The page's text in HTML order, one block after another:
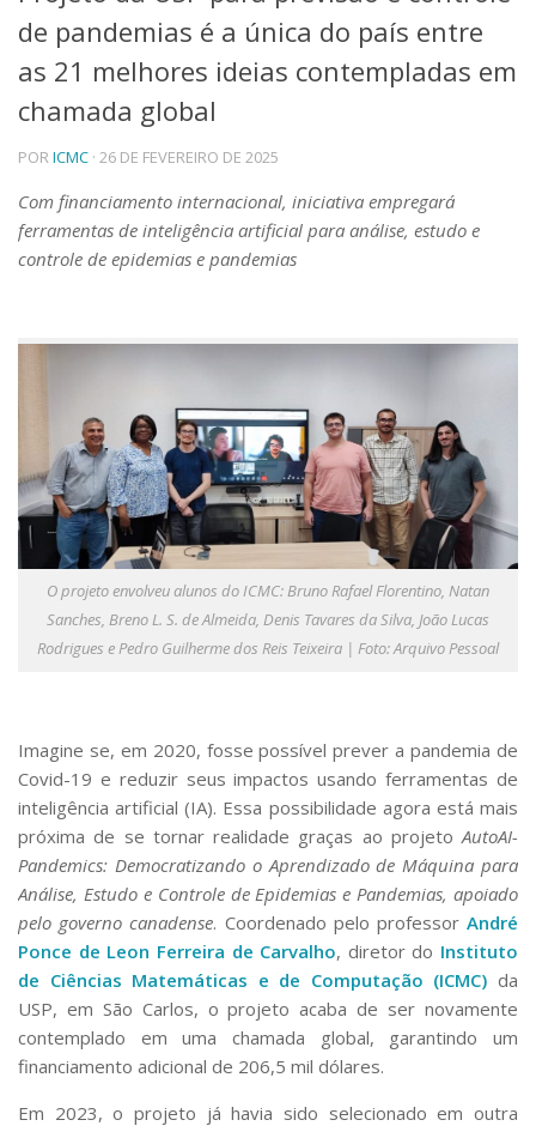
Telefones e Mapas
Pessoas
Ensino
Graduação
Educação a distância
Cursos de Extensão
Pesquisa e Inovação
Linhas de Pesquisa
Iniciação Científica
Extensão à Comunidade
Projetos, Programas e Cursos
Artes, Cultura e Esportes
Museus e Espaços Interativos
Serviços
Bibliotecas
Apoio ao Estudante
Segurança, Trânsito e Prevenção
RH, Administrativo e Financeiro
Assessorias e Mídias
Aplicativos e Sites
Jornal da USP
Agenda de Eventos
Defesa de Teses
de pandemias é a única do país entre
as 21 melhores ideias contempladas em
chamada global
PORICMC · 26 DE FEVEREIRO DE 2025
Com financiamento internacional, iniciativa empregará
ferramentas de inteligência artificial para análise, estudo e
controle de epidemias e pandemias
O projeto envolveu alunos do ICMC: Bruno Rafael Florentino, Natan
Sanches, Breno L. S. de Almeida, Denis Tavares da Silva, João Lucas
Rodrigues e Pedro Guilherme dos Reis Teixeira | Foto: Arquivo Pessoal
Imagine se, em 2020, fosse possível prever a pandemia de
Covid-19 e reduzir seus impactos usando ferramentas de
inteligência artificial (IA). Essa possibilidade agora está mais
próxima de se tornar realidade graças ao projeto AutoAI-
Pandemics: Democratizando o Aprendizado de Máquina para
Análise, Estudo e Controle de Epidemias e Pandemias, apoiado
pelo governo canadense. Coordenado pelo professorAndré
Ponce de Leon Ferreira de Carvalho, diretor do Instituto
de Ciências Matemáticas e de Computação (ICMC) da
USP, em São Carlos, o projeto acaba de ser novamente
contemplado em uma chamada global, garantindo um
financiamento adicional de 206,5 mil dólares.
Em 2023, o projeto já havia sido selecionado em outra